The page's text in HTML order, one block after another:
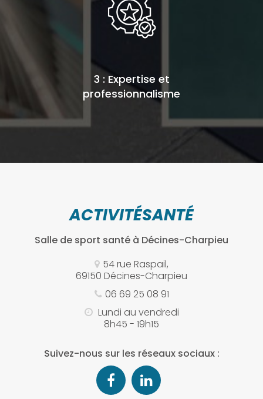
3 : Expertise et
professionnalisme
ACTIVITÉSANTÉ
Salle de sport santé à Décines-Charpieu
54 rue Raspail,
69150 Décines-Charpieu
06 69 25 08 91
Lundi au vendredi
8h45 - 19h15
Suivez-nous sur les réseaux sociaux :